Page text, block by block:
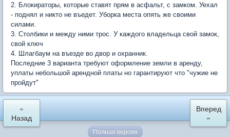
2. Блокираторы, которые ставят прям в асфальт, с замком. Уехал
- поднял и никто не въедет. Уборка места опять же своими
силами.
3. Столбики и между ними трос. У каждого владельца свой замок,
свой ключ
4. Шлагбаум на въезде во двор и охранник.
Последние 3 варианта требуют оформление земли в аренду,
уплаты небольшой арендной платы но гарантируют что "чужие не
пройдут"
«
Назад
Вперед
»
Полная версия